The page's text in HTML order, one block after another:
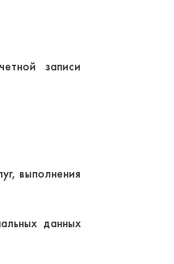
записи
выполнения
данных